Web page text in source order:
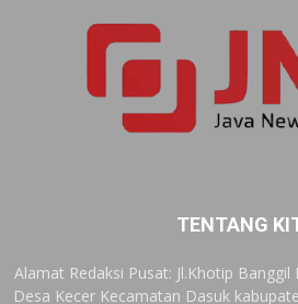
TENTANG
Alamat Redaksi Pusat: Jl.Khotip Banggil
Desa Kecer Kecamatan Dasuk